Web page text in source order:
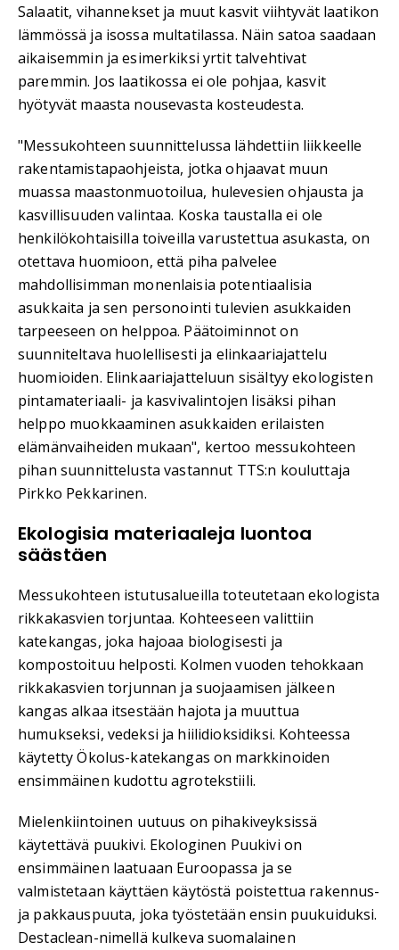
Salaatit, vihannekset ja muut kasvit viihtyvät laatikon
lämmössä ja isossa multatilassa. Näin satoa saadaan
aikaisemmin ja esimerkiksi yrtit talvehtivat
paremmin. Jos laatikossa ei ole pohjaa, kasvit
hyötyvät maasta nousevasta kosteudesta.
"Messukohteen suunnittelussa lähdettiin liikkeelle
rakentamistapaohjeista, jotka ohjaavat muun
muassa maastonmuotoilua, hulevesien ohjausta ja
kasvillisuuden valintaa. Koska taustalla ei ole
henkilökohtaisilla toiveilla varustettua asukasta, on
otettava huomioon, että piha palvelee
mahdollisimman monenlaisia potentiaalisia
asukkaita ja sen personointi tulevien asukkaiden
tarpeeseen on helppoa. Päätoiminnot on
suunniteltava huolellisesti ja elinkaariajattelu
huomioiden. Elinkaariajatteluun sisältyy ekologisten
pintamateriaali- ja kasvivalintojen lisäksi pihan
helppo muokkaaminen asukkaiden erilaisten
elämänvaiheiden mukaan", kertoo messukohteen
pihan suunnittelusta vastannut TTS:n kouluttaja
Pirkko Pekkarinen.
Ekologisia materiaaleja luontoa
säästäen
Messukohteen istutusalueilla toteutetaan ekologista
rikkakasvien torjuntaa. Kohteeseen valittiin
katekangas, joka hajoaa biologisesti ja
kompostoituu helposti. Kolmen vuoden tehokkaan
rikkakasvien torjunnan ja suojaamisen jälkeen
kangas alkaa itsestään hajota ja muuttua
humukseksi, vedeksi ja hiilidioksidiksi. Kohteessa
käytetty Ökolus-katekangas on markkinoiden
ensimmäinen kudottu agrotekstiili.
Mielenkiintoinen uutuus on pihakiveyksissä
käytettävä puukivi. Ekologinen Puukivi on
ensimmäinen laatuaan Euroopassa ja se
valmistetaan käyttäen käytöstä poistettua rakennus-
ja pakkauspuuta, joka työstetään ensin puukuiduksi.
Destaclean-nimellä kulkeva suomalainen